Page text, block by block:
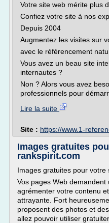
Votre site web mérite plus
Confiez votre site à nos
Depuis 2004
Augmentez les visites sur
avec le référencement
Vous avez un beau site
internautes ?
Non ? Alors vous avez
professionnels pour
Lire la suite
Site : https://www.1-
Images gratuites
rankspirit.com
Images gratuites pour votre
Vos pages Web
agrémenter votre contenu
attrayante. Fort
proposent des photos et
allez pouvoir utiliser